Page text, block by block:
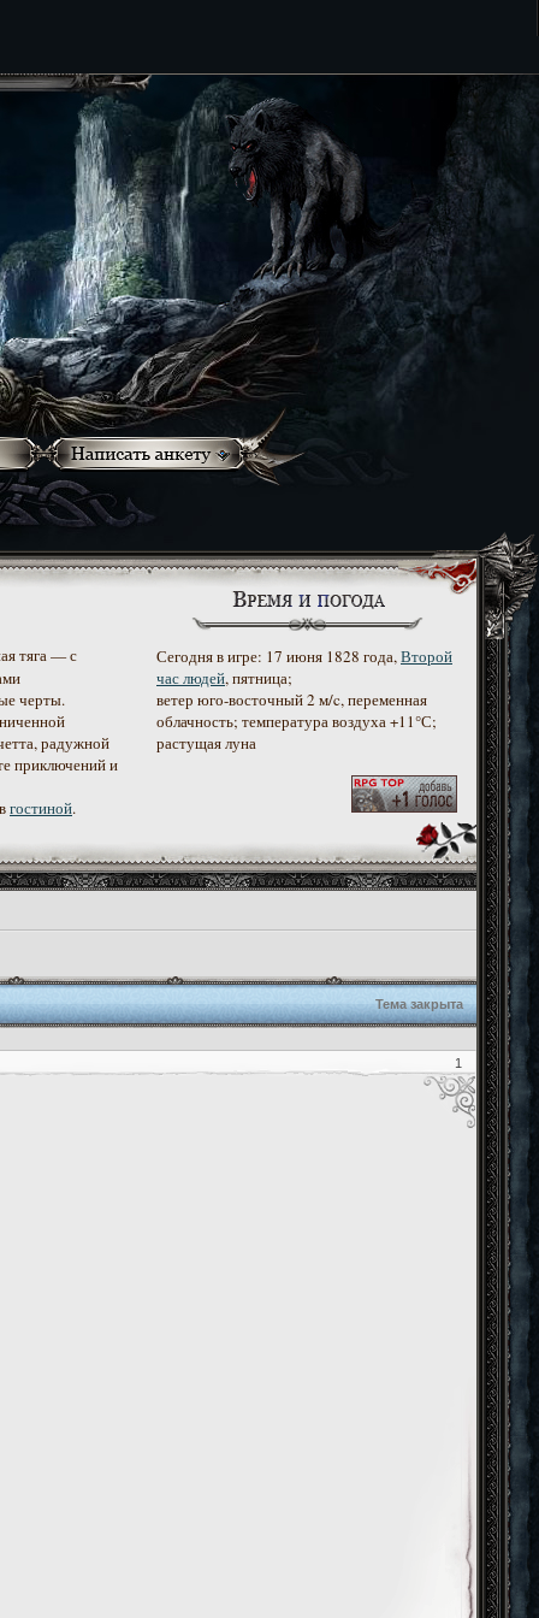
тяга — с
черты.
радужной
приключений и
гостиной.
Сегодня в игре: 17 июня 1828 года,Второй
час людей, пятница;
ветер юго-восточный 2 м/c, переменная
облачность; температура воздуха +11°С;
растущая луна
Тема закрыта
1